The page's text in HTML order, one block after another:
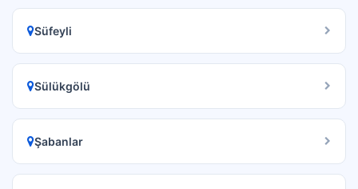
Süfeyli
Sülükgölü
Şabanlar